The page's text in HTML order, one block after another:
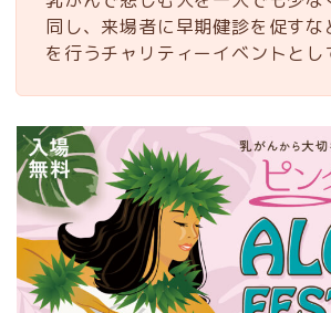
同し、来場者に早期健診を促すな
を行うチャリティーイベントとし